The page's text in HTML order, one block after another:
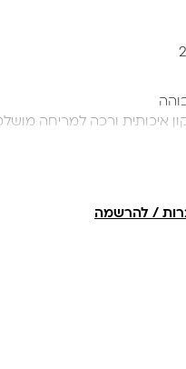
איכותית ורכה למריחה
/ להרשמה